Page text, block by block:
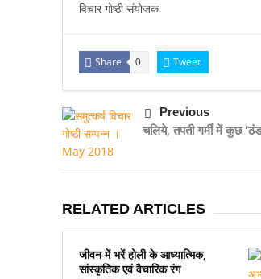
विचार गोष्ठी संयोजक
Share 0 Tweet
Previous
चलिये, तपती गर्मी में कुछ
RELATED ARTICLES
जीवन में भरें होली के आध्यात्मिक,
सांस्कृतिक एवं वैचारिक रंग